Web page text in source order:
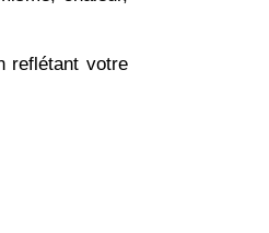
reflétant votre